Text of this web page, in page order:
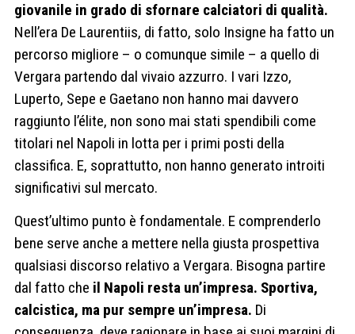
giovanile in grado di sfornare calciatori di qualità.
Nell’era De Laurentiis, di fatto, solo Insigne ha fatto un
percorso migliore – o comunque simile – a quello di
Vergara partendo dal vivaio azzurro. I vari Izzo,
Luperto, Sepe e Gaetano non hanno mai davvero
raggiunto l’élite, non sono mai stati spendibili come
titolari nel Napoli in lotta per i primi posti della
classifica. E, soprattutto, non hanno generato introiti
significativi sul mercato.
Quest’ultimo punto è fondamentale. E comprenderlo
bene serve anche a mettere nella giusta prospettiva
qualsiasi discorso relativo a Vergara. Bisogna partire
dal fatto che il Napoli resta un’impresa. Sportiva,
calcistica, ma pur sempre un’impresa. Di